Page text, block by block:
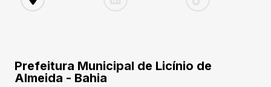
Prefeitura Municipal de Licínio de
Almeida - Bahia